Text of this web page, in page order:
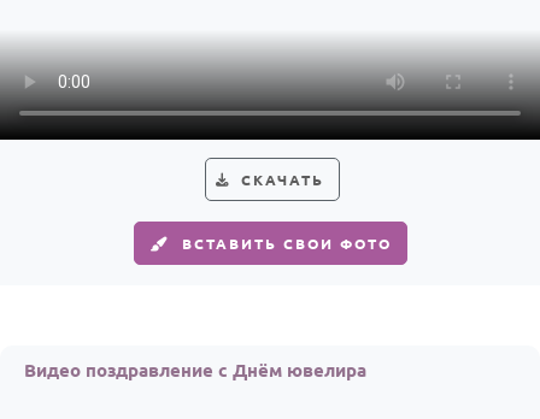
Юбилей
Свадьба
Годовщина свадьбы
Календарь праздников
Папе
СКАЧАТЬ
ВСТАВИТЬ СВОИ ФОТО
Видео поздравление с Днём ювелира